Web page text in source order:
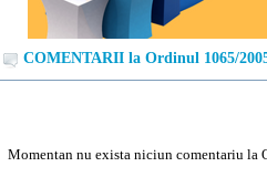
COMENTARII la Ordinul 1065/
Momentan nu exista niciun comentariu la